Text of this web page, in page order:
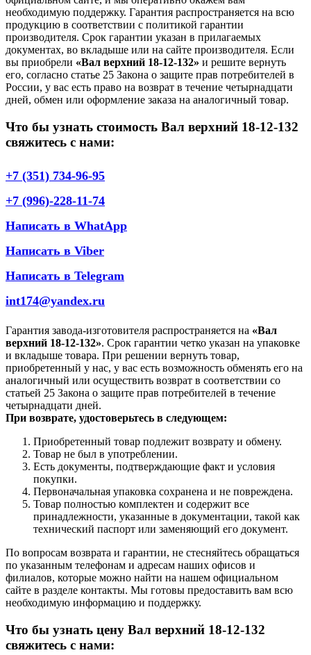
необходимую поддержку. Гарантия распространяется на всю
продукцию в соответствии с политикой гарантии
производителя. Срок гарантии указан в прилагаемых
документах, во вкладыше или на сайте производителя. Если
вы приобрели «Вал верхний 18-12-132» и решите вернуть
его, согласно статье 25 Закона о защите прав потребителей в
России, у вас есть право на возврат в течение четырнадцати
дней, обмен или оформление заказа на аналогичный товар.
Что бы узнать стоимость Вал верхний 18-12-132
свяжитесь с нами:
+7 (351) 734-96-95
+7 (996)-228-11-74
Написать в WhatApp
Написать в Viber
Написать в Telegram
int174@yandex.ru
Гарантия завода-изготовителя распространяется на «Вал
верхний 18-12-132». Срок гарантии четко указан на упаковке
и вкладыше товара. При решении вернуть товар,
приобретенный у нас, у вас есть возможность обменять его на
аналогичный или осуществить возврат в соответствии со
статьей 25 Закона о защите прав потребителей в течение
четырнадцати дней.
При возврате, удостоверьтесь в следующем:
Приобретенный товар подлежит возврату и обмену.
Товар не был в употреблении.
Есть документы, подтверждающие факт и условия
покупки.
Первоначальная упаковка сохранена и не повреждена.
Товар полностью комплектен и содержит все
принадлежности, указанные в документации, такой как
технический паспорт или заменяющий его документ.
По вопросам возврата и гарантии, не стесняйтесь обращаться
по указанным телефонам и адресам наших офисов и
филиалов, которые можно найти на нашем официальном
сайте в разделе контакты. Мы готовы предоставить вам всю
необходимую информацию и поддержку.
Что бы узнать цену Вал верхний 18-12-132
свяжитесь с нами: